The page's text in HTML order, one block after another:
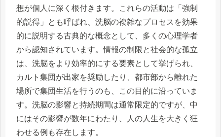
想が個人に深く根付きます。これらの活動は「強制
的説得」とも呼ばれ、洗脳の複雑なプロセスを効果
的に説明する古典的な概念として、多くの心理学者
から認知されています。情報の制限と社会的な孤立
は、洗脳をより効率的にする要素として挙げられ、
カルト集団が出家を奨励したり、都市部から離れた
場所で集団生活を行うのも、この目的に沿っていま
す。洗脳の影響と持続期間は通常限定的ですが、中
にはその影響が数年にわたり、人の人生を大きく狂
わせる例も存在します。